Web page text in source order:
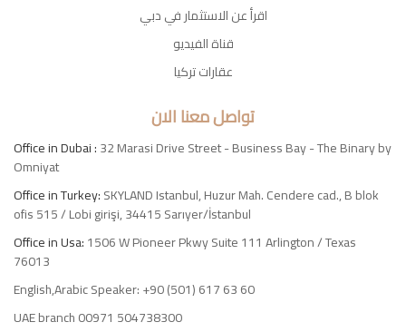
اقرأ عن الاستثمار في دبي
قناة الفيديو
عقارات تركيا
تواصل معنا الان
Office in Dubai :32 Marasi Drive Street - Business Bay - The Binary by
Omniyat
Office in Turkey:SKYLAND Istanbul, Huzur Mah. Cendere cad., B blok
ofis 515 / Lobi girişi, 34415 Sarıyer/İstanbul
Office in Usa:1506 W Pioneer Pkwy Suite 111 Arlington / Texas
76013
English,Arabic Speaker: +90 (501) 617 63 60
UAE branch 00971 504738300